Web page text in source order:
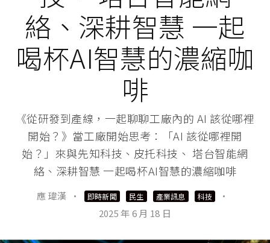
絡、深耕智慧 一起
喝杯AI智慧的濃縮咖
啡
《從研發到產線，一起聊聊工廠內的 AI 該從哪裡
開始？》當工廠開始思考：「AI 該從哪裡開
始？」來與先知科技、皮托科技、 塔台智能網
絡、深耕智慧 一起喝杯AI智慧的濃縮咖啡
應 瑋漢 · 即時新聞 民生 產業訊息 科技
·
2025 年 6 月 18 日